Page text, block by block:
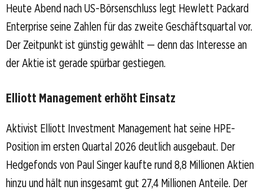
Heute Abend nach US-Börsenschluss legt Hewlett Packard
Enterprise seine Zahlen für das zweite Geschäftsquartal vor.
Der Zeitpunkt ist günstig gewählt — denn das Interesse an
der Aktie ist gerade spürbar gestiegen.
Elliott Management erhöht Einsatz
Aktivist Elliott Investment Management hat seine HPE-
Position im ersten Quartal 2026 deutlich ausgebaut. Der
Hedgefonds von Paul Singer kaufte rund 8,8 Millionen Aktien
hinzu und hält nun insgesamt gut 27,4 Millionen Anteile. Der